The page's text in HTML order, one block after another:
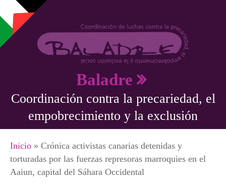
Pasar al contenido principal
Baladre
Coordinación contra la precariedad, el
empobrecimiento y la exclusión
Se encuentra usted aquí
Inicio » Crónica activistas canarias detenidas y
torturadas por las fuerzas represoras marroquies en el
Aaiun, capital del Sáhara Occidental